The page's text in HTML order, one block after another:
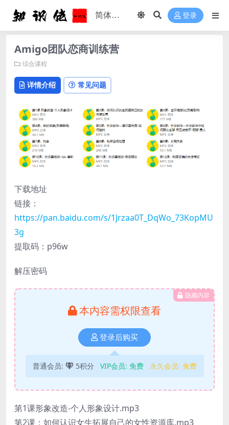
登录
Amigo团队恋商训练营
综合课程
详情介绍 常见问题
下载地址
链接：
https://pan.baidu.com/s/1Jrzaa0T_DqWo_73KopMU
3g
提取码：p96w
解压密码
隐藏内容
本内容需权限查看
登录后购买
普通会员: 5积分 VIP会员: 免费 永久会员: 免费
第1课形象改造-个人形象设计.mp3
第2课：如何认识女生拓展自己的女性资源库.mp3